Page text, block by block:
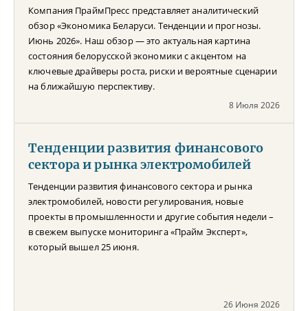
Компания ПраймПресс представляет аналитический
обзор «Экономика Беларуси. Тенденции и прогнозы.
Июнь 2026». Наш обзор — это актуальная картина
состояния белорусской экономики с акцентом на
ключевые драйверы роста, риски и вероятные сценарии
на ближайшую перспективу.
8 Июля 2026
Тенденции развития финансового
сектора и рынка электромобилей
Тенденции развития финансового сектора и рынка
электромобилей, новости регулирования, новые
проекты в промышленности и другие события недели –
в свежем выпуске мониторинга «Прайм Эксперт»,
который вышел 25 июня.
26 Июня 2026